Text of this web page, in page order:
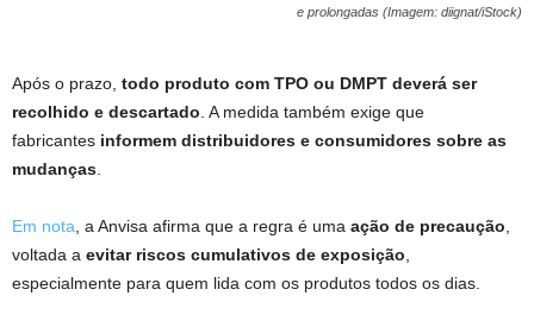
e prolongadas (Imagem: diignat/iStock)
Após o prazo, todo produto com TPO ou DMPT deverá ser
recolhido e descartado . A medida também exige que
fabricantes informem distribuidores e consumidores sobre as
mudanças
Em nota , a Anvisa afirma que a regra é uma ação de precaução
voltada a evitar riscos cumulativos de exposição
especialmente para quem lida com os produtos todos os dias.